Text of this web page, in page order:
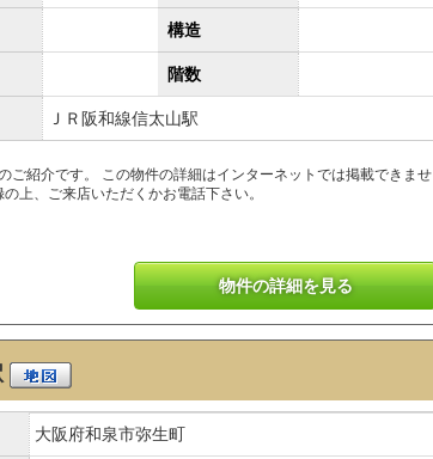
構造
階数
ＪＲ阪和線信太山駅
ご紹介です。 この物件の詳細はインターネットでは掲載できませ
上、ご来店いただくかお電話下さい。
物件の詳細を見る
大阪府和泉市弥生町